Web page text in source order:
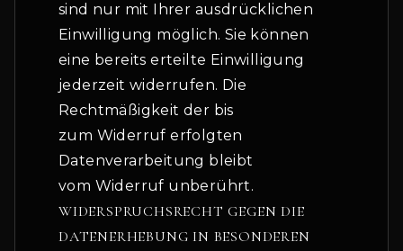
sind nur mit Ihrer ausdrücklichen
Einwilligung möglich. Sie können
eine bereits erteilte Einwilligung
jederzeit widerrufen. Die
Rechtmäßigkeit der bis
zum Widerruf erfolgten
Datenverarbeitung bleibt
vom Widerruf unberührt.
WIDERSPRUCHSRECHT GEGEN DIE
DATENERHEBUNG IN BESONDEREN